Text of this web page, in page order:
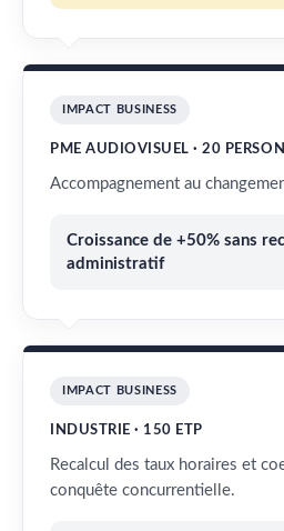
IMPACT BUSINESS
PME AUDIOVISUEL · 20
Accompagnement au
Croissance de +50% sans
administratif
IMPACT BUSINESS
INDUSTRIE · 150 ETP
Recalcul des taux horaires et
conquête concurrentielle.